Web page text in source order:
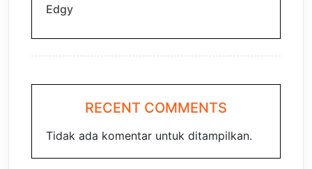
Edgy
RECENT COMMENTS
Tidak ada komentar untuk ditampilkan.